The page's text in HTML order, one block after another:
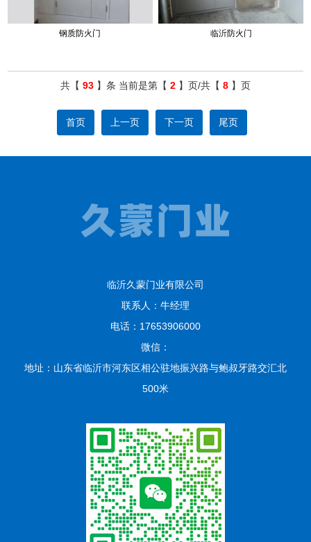
钢质防火门 临沂防火门
共【 93 】条 当前是第【 2 】页/共【 8 】页
首页 上一页 下一页 尾页
临沂久蒙门业有限公司
联系人：牛经理
电话：17653906000
微信：
地址：山东省临沂市河东区相公驻地振兴路与鲍叔牙路交汇北
500米